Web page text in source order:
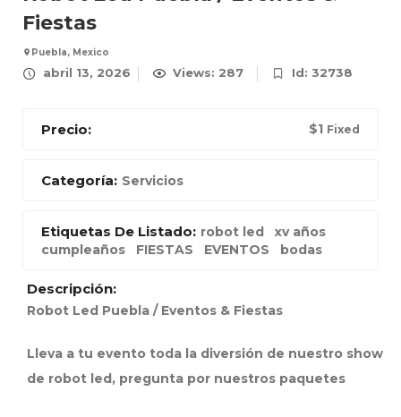
Fiestas
Puebla, Mexico
abril 13, 2026 Views: 287 Id: 32738
Precio: $1 Fixed
Categoría: Servicios
Etiquetas De Listado: robot led
xv años
cumpleaños
FIESTAS EVENTOS bodas
Descripción:
Robot Led Puebla / Eventos & Fiestas
Lleva a tu evento toda la diversión de nuestro show
de robot led, pregunta por nuestros paquetes